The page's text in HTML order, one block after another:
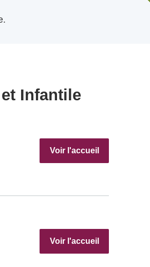
Infantile
Voir l'accueil
Voir l'accueil